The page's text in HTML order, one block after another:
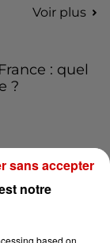
Voir plus
: quel
?
d'un mois
un
notre
based on
sans accepter